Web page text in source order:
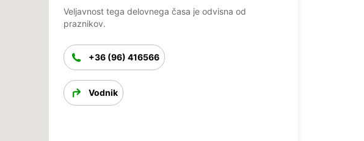
Veljavnost tega delovnega časa je odvisna od
praznikov.
+36 (96) 416566
Vodnik